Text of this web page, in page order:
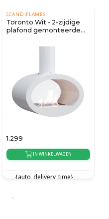
SCANDIFLAMES
Toronto Wit - 2-zijdige
plafond gemonteerde
1.299
IN WINKELWAGEN
{auto_delivery_time}